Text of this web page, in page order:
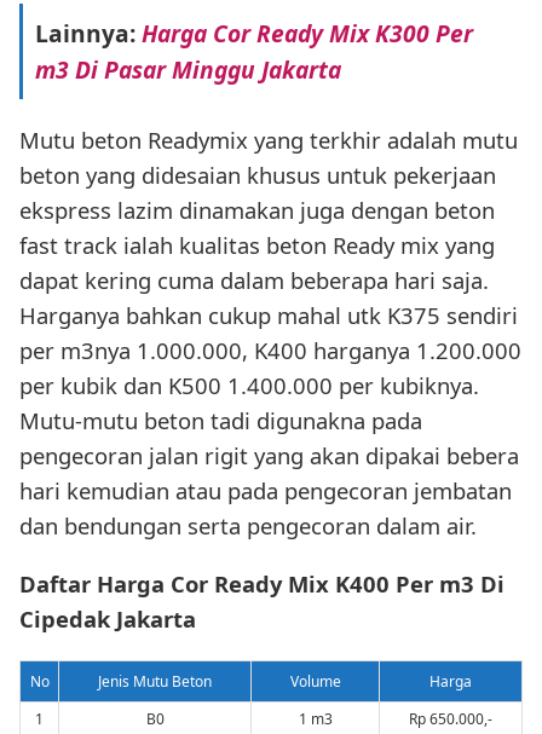
Lainnya:Harga Cor Ready Mix K300 Per
m3 Di Pasar Minggu Jakarta
Mutu beton Readymix yang terkhir adalah mutu
beton yang didesaian khusus untuk pekerjaan
ekspress lazim dinamakan juga dengan beton
fast track ialah kualitas beton Ready mix yang
dapat kering cuma dalam beberapa hari saja.
Harganya bahkan cukup mahal utk K375 sendiri
per m3nya 1.000.000, K400 harganya 1.200.000
per kubik dan K500 1.400.000 per kubiknya.
Mutu-mutu beton tadi digunakna pada
pengecoran jalan rigit yang akan dipakai bebera
hari kemudian atau pada pengecoran jembatan
dan bendungan serta pengecoran dalam air.
Daftar Harga Cor Ready Mix K400 Per m3 Di
Cipedak Jakarta
No Jenis Mutu Beton Volume
Harga
1
B0 1 m3 Rp 650.000,-